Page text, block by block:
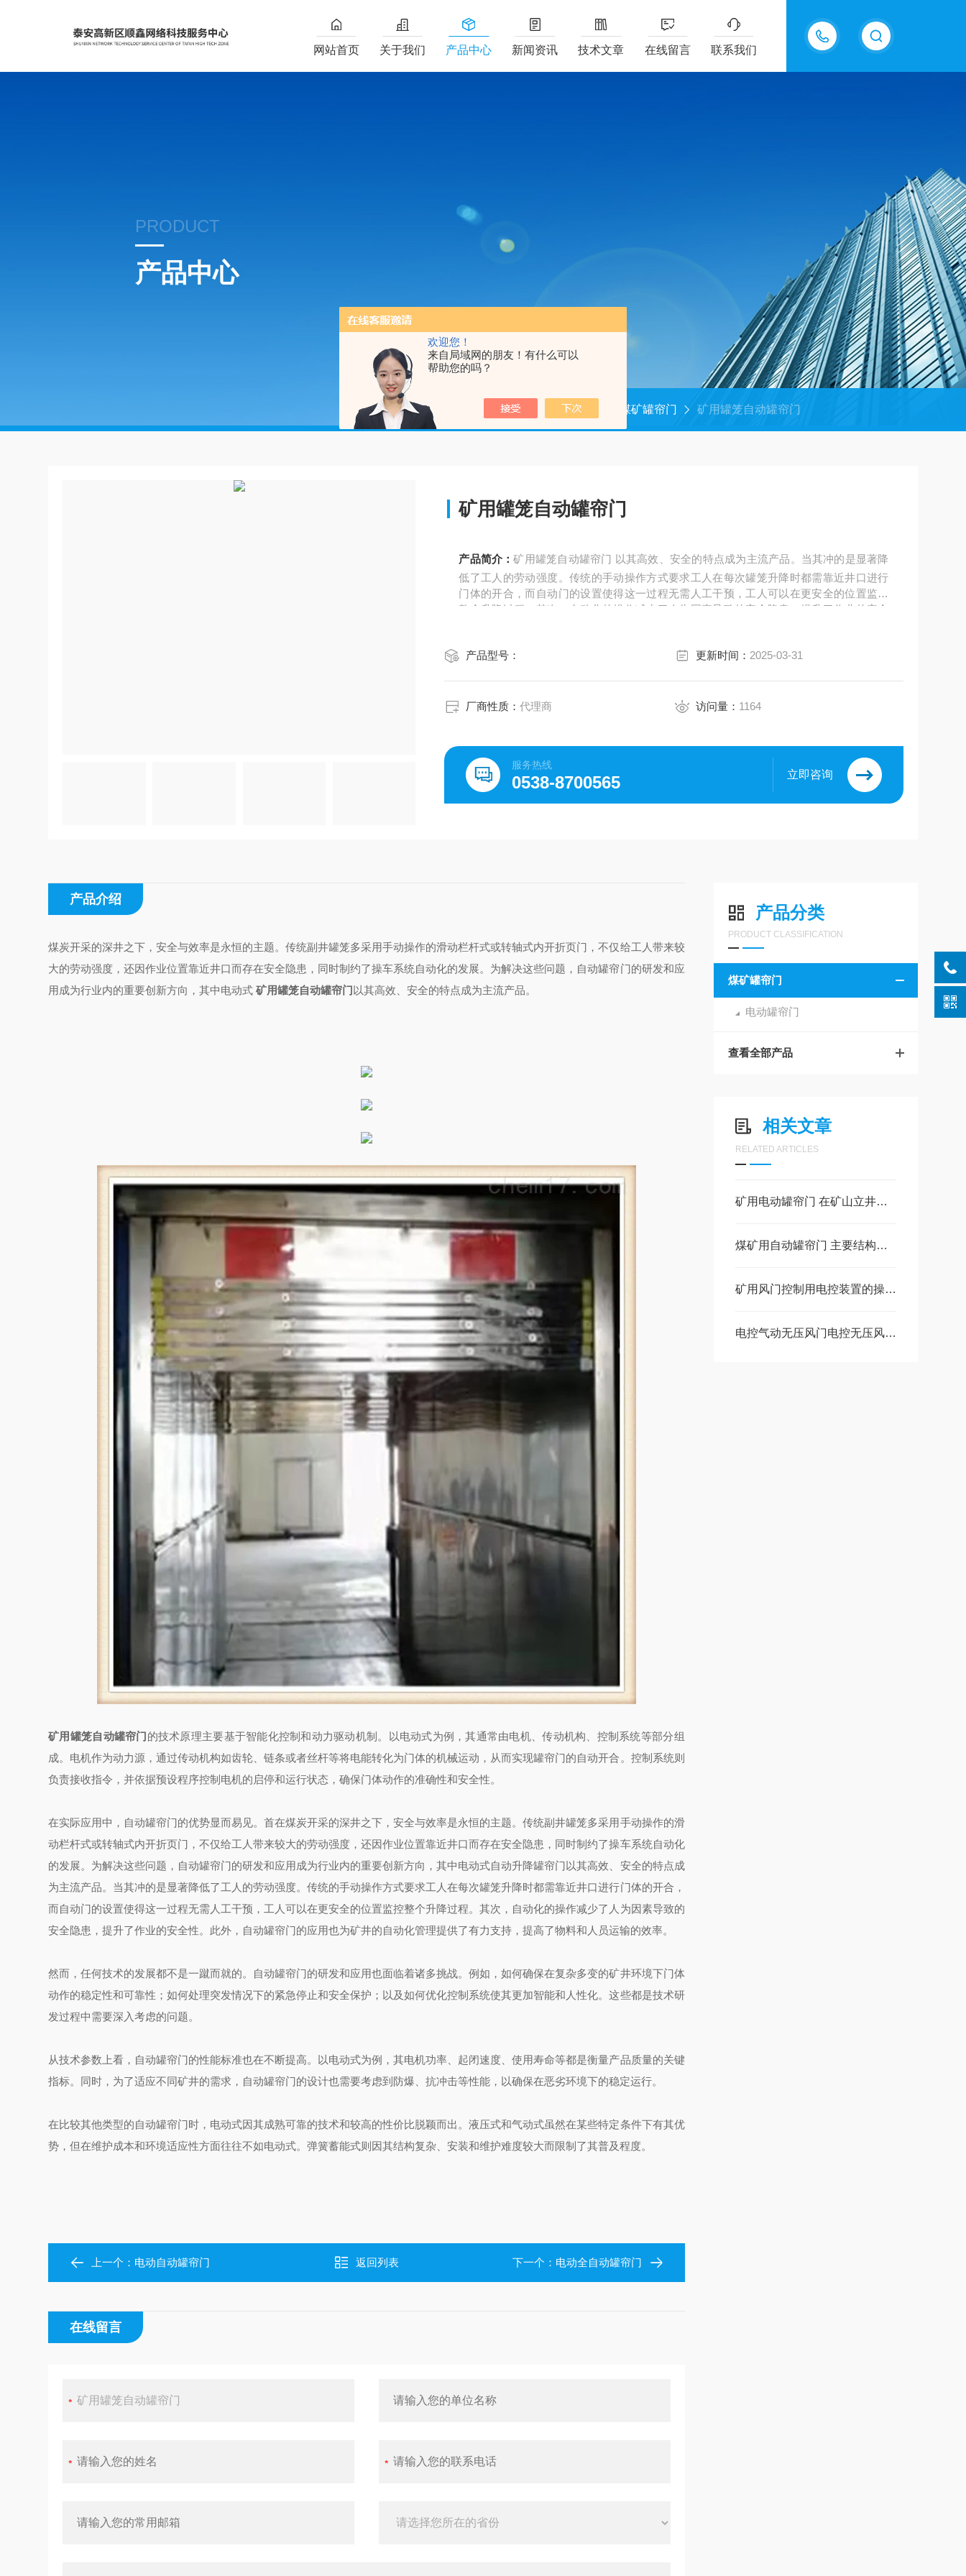
欢迎您！
来自局域网的朋友！有什么可以
帮助您的吗？
18605483306
网站首页 关于我们 产品中心 新闻资讯 技术文章 在线留言 联系我们
PRODUCT
产品中心
首页 产品中心 煤矿罐帘门 矿用罐笼自动罐帘门
矿用罐笼自动罐帘门
产品简介：矿用罐笼自动罐帘门 以其高效、安全的特点成为主流产品。当其冲的是显著降
低了工人的劳动强度。传统的手动操作方式要求工人在每次罐笼升降时都需靠近井口进行
门体的开合，而自动门的设置使得这一过程无需人工干预，工人可以在更安全的位置监控
整个升降过程。其次，自动化的操作减少了人为因素导致的安全隐患，提升了作业的安全
产品型号： 更新时间： 2025-03-31
厂商性质：代理商 访问量： 1164
服务热线
0538-8700565 立即咨询
产品分类
PRODUCT CLASSIFICATION
煤矿罐帘门
电动罐帘门
查看全部产品
相关文章
RELATED ARTICLES
矿用电动罐帘门 在矿山立井提升系统中的应用
煤矿用自动罐帘门 主要结构及应用介绍
矿用风门控制用电控装置的操作使用
电控气动无压风门电控无压风门优势有哪些
产品介绍
煤炭开采的深井之下，安全与效率是永恒的主题。传统副井罐笼多采用手动操作的滑动栏杆式或转轴式内开折页门，不仅给工人带来较
大的劳动强度，还因作业位置靠近井口而存在安全隐患，同时制约了操车系统自动化的发展。为解决这些问题，自动罐帘门的研发和应
用成为行业内的重要创新方向，其中电动式矿用罐笼自动罐帘门 以其高效、安全的特点成为主流产品。
矿用罐笼自动罐帘门的技术原理主要基于智能化控制和动力驱动机制。以电动式为例，其通常由电机、传动机构、控制系统等部分组
成。电机作为动力源，通过传动机构如齿轮、链条或者丝杆等将电能转化为门体的机械运动，从而实现罐帘门的自动开合。控制系统则
负责接收指令，并依据预设程序控制电机的启停和运行状态，确保门体动作的准确性和安全性。
在实际应用中，自动罐帘门的优势显而易见。首在煤炭开采的深井之下，安全与效率是永恒的主题。传统副井罐笼多采用手动操作的滑
动栏杆式或转轴式内开折页门，不仅给工人带来较大的劳动强度，还因作业位置靠近井口而存在安全隐患，同时制约了操车系统自动化
的发展。为解决这些问题，自动罐帘门的研发和应用成为行业内的重要创新方向，其中电动式自动升降罐帘门以其高效、安全的特点成
为主流产品。当其冲的是显著降低了工人的劳动强度。传统的手动操作方式要求工人在每次罐笼升降时都需靠近井口进行门体的开合，
而自动门的设置使得这一过程无需人工干预，工人可以在更安全的位置监控整个升降过程。其次，自动化的操作减少了人为因素导致的
安全隐患，提升了作业的安全性。此外，自动罐帘门的应用也为矿井的自动化管理提供了有力支持，提高了物料和人员运输的效率。
然而，任何技术的发展都不是一蹴而就的。自动罐帘门的研发和应用也面临着诸多挑战。例如，如何确保在复杂多变的矿井环境下门体
动作的稳定性和可靠性；如何处理突发情况下的紧急停止和安全保护；以及如何优化控制系统使其更加智能和人性化。这些都是技术研
发过程中需要深入考虑的问题。
从技术参数上看，自动罐帘门的性能标准也在不断提高。以电动式为例，其电机功率、起闭速度、使用寿命等都是衡量产品质量的关键
指标。同时，为了适应不同矿井的需求，自动罐帘门的设计也需要考虑到防爆、抗冲击等性能，以确保在恶劣环境下的稳定运行。
在比较其他类型的自动罐帘门时，电动式因其成熟可靠的技术和较高的性价比脱颖而出。液压式和气动式虽然在某些特定条件下有其优
势，但在维护成本和环境适应性方面往往不如电动式。弹簧蓄能式则因其结构复杂、安装和维护难度较大而限制了其普及程度。
上一个： 电动自动罐帘门 返回列表 下一个： 电动全自动罐帘门
在线留言